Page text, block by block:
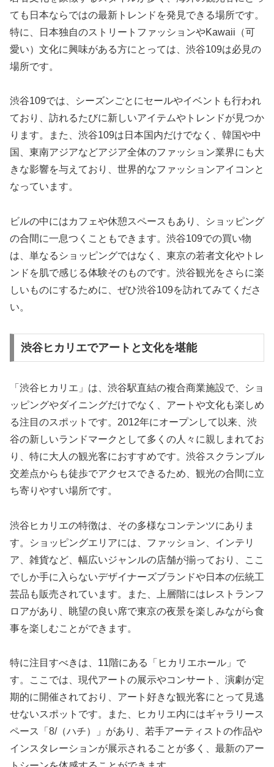
ても日本ならではの最新トレンドを発見できる場所です。
特に、日本独自のストリートファッションやKawaii（可
愛い）文化に興味がある方にとっては、渋谷109は必見の
場所です。
渋谷109では、シーズンごとにセールやイベントも行われ
ており、訪れるたびに新しいアイテムやトレンドが見つか
ります。また、渋谷109は日本国内だけでなく、韓国や中
国、東南アジアなどアジア全体のファッション業界にも大
きな影響を与えており、世界的なファッションアイコンと
なっています。
ビルの中にはカフェや休憩スペースもあり、ショッピング
の合間に一息つくこともできます。渋谷109での買い物
は、単なるショッピングではなく、東京の若者文化やトレ
ンドを肌で感じる体験そのものです。渋谷観光をさらに楽
しいものにするために、ぜひ渋谷109を訪れてみてくださ
い。
渋谷ヒカリエでアートと文化を堪能
「渋谷ヒカリエ」は、渋谷駅直結の複合商業施設で、ショ
ッピングやダイニングだけでなく、アートや文化も楽しめ
る注目のスポットです。2012年にオープンして以来、渋
谷の新しいランドマークとして多くの人々に親しまれてお
り、特に大人の観光客におすすめです。渋谷スクランブル
交差点からも徒歩でアクセスできるため、観光の合間に立
ち寄りやすい場所です。
渋谷ヒカリエの特徴は、その多様なコンテンツにありま
す。ショッピングエリアには、ファッション、インテリ
ア、雑貨など、幅広いジャンルの店舗が揃っており、ここ
でしか手に入らないデザイナーズブランドや日本の伝統工
芸品も販売されています。また、上層階にはレストランフ
ロアがあり、眺望の良い席で東京の夜景を楽しみながら食
事を楽しむことができます。
特に注目すべきは、11階にある「ヒカリエホール」で
す。ここでは、現代アートの展示やコンサート、演劇が定
期的に開催されており、アート好きな観光客にとって見逃
せないスポットです。また、ヒカリエ内にはギャラリース
ペース「8/（ハチ）」があり、若手アーティストの作品や
インスタレーションが展示されることが多く、最新のアー